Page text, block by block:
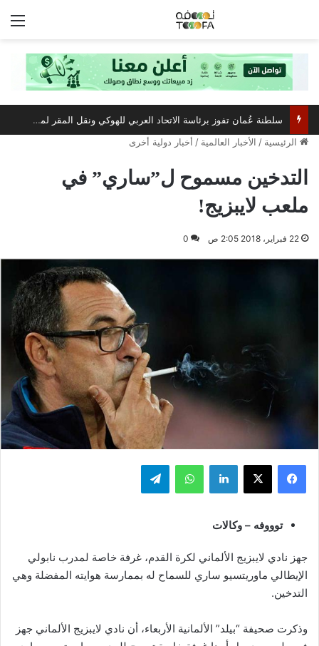
سلطنة عُمان تفوز برئاسة الاتحاد العربي للهوكي ونقل المقر لمسقط
الرئيسية / الأخبار العالمية / أخبار دولية أخرى
التدخين مسموح ل”ساري” في
ملعب لايبزيج!
22 فبراير، 2018 2:05 ص 0
فيسبوك ‫X لينكدإن واتساب تيلقرام
توووفه – وكالات
جهز نادي لايبزيج الألماني لكرة القدم، غرفة خاصة لمدرب نابولي
الإيطالي ماوريتسيو ساري للسماح له بممارسة هوايته المفضلة وهي
التدخين.
وذكرت صحيفة “بيلد” الألمانية الأربعاء، أن نادي لايبزيج الألماني جهز